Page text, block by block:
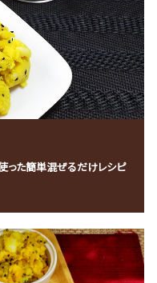
った簡単混ぜるだけレシピ